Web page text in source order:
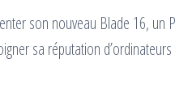
son nouveau Blade 16, un
sa réputation